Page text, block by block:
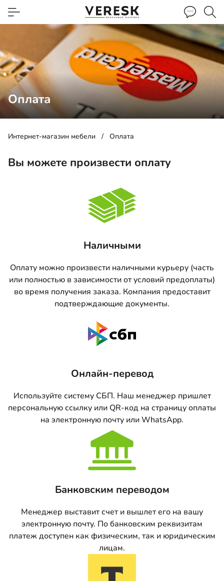
Оплата
Интернет-магазин мебели Оплата
Вы можете произвести оплату
Наличными
Оплату можно произвести наличными курьеру (часть
или полностью в зависимости от условий предоплаты)
во время получения заказа. Компания предоставит
подтверждающие документы.
Онлайн-перевод
Используйте систему СБП. Наш менеджер пришлет
персональную ссылку или QR-код на страницу оплаты
на электронную почту или WhatsApp.
Банковским переводом
Менеджер выставит счет и вышлет его на вашу
электронную почту. По банковским реквизитам
платеж доступен как физическим, так и юридическим
лицам.